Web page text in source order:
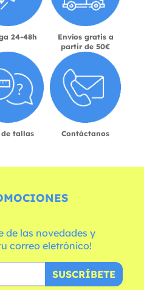
24-48h
Envíos gratis a
partir de 50€
de tallas Contáctanos
de las novedades y
correo eletrónico!
SUSCRÍBETE